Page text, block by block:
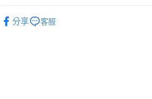
分享
客服